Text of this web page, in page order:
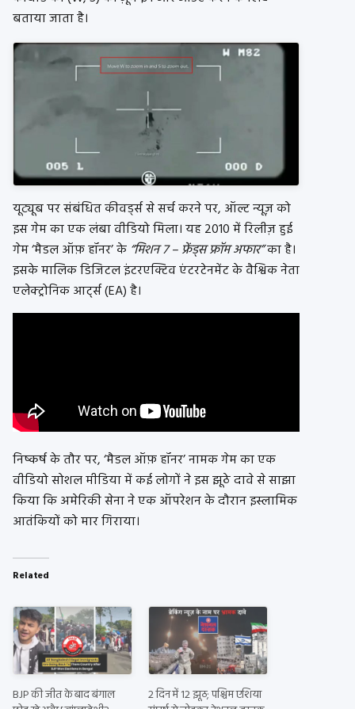
बताया जाता है।
यूट्यूब पर संबंधित कीवर्ड्स से सर्च करने पर, ऑल्ट न्यूज़ को
इस गेम का एक लंबा वीडियो मिला। यह 2010 में रिलीज़ हुई
गेम ‘मैडल ऑफ़ हॉनर’ के “मिशन 7 – फ्रेंड्स फ्रॉम अफार”का है।
इसके मालिक डिजिटल इंटरएक्टिव एंटरटेनमेंट के वैश्विक नेता
एलेक्ट्रोनिक आर्ट्स (EA) है।
निष्कर्ष के तौर पर, ‘मैडल ऑफ़ हॉनर’ नामक गेम का एक
वीडियो सोशल मीडिया में कई लोगों ने इस झूठे दावे से साझा
किया कि अमेरिकी सेना ने एक ऑपरेशन के दौरान इस्लामिक
आतंकियों को मार गिराया।
Related
BJP की जीत के बाद बंगाल
2 दिन में 12 झूठ; पश्चिम एशिया